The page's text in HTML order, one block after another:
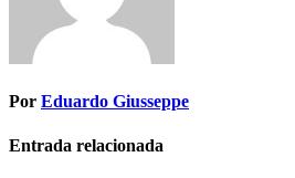
Por Eduardo Giusseppe
Entrada relacionada